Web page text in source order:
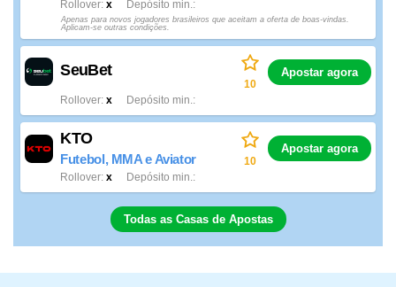
x
Rollover Depósito min.
Apenas para novos jogadores brasileiros que aceitam a oferta de boas-vindas.
Aplicam-se outras condições.
SeuBet
x
Rollover Depósito min.
10
Apostar agora
KTO
Futebol, MMA e Aviator
x
Rollover Depósito min.
10
Apostar agora
Todas as Casas de Apostas